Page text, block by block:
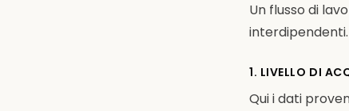
Un flusso di
1. LIVELLO DI
Qui i dati